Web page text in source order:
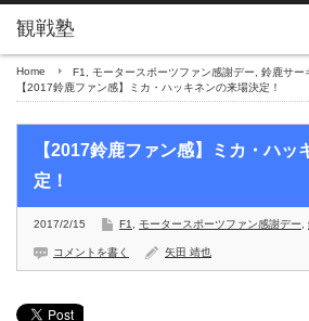
Home F1 モータースポーツファン感謝デー
鈴鹿サー
【2017鈴鹿ファン感】ミカ・ハッキネンの来場決定！
【2017鈴鹿ファン感】ミカ・ハッ
定！
2017/2/15 F1 モータースポーツファン感謝デー
コメントを書く 矢田 靖也